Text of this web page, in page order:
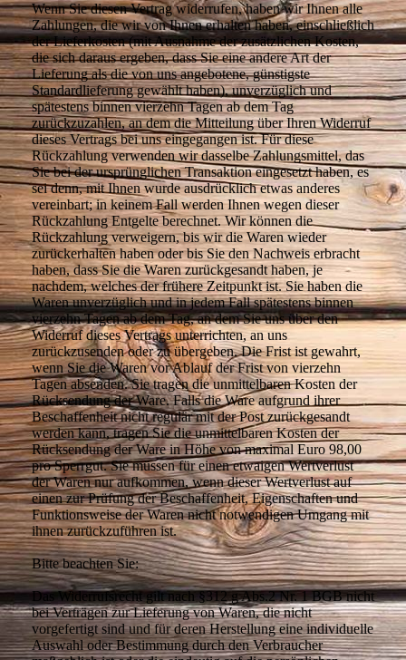
Wenn Sie diesen Vertrag widerrufen, haben wir Ihnen alle
Zahlungen, die wir von Ihnen erhalten haben, einschließlich
der Lieferkosten (mit Ausnahme der zusätzlichen Kosten,
die sich daraus ergeben, dass Sie eine andere Art der
Lieferung als die von uns angebotene, günstigste
Standardlieferung gewählt haben), unverzüglich und
spätestens binnen vierzehn Tagen ab dem Tag
zurückzuzahlen, an dem die Mitteilung über Ihren Widerruf
dieses Vertrags bei uns eingegangen ist. Für diese
Rückzahlung verwenden wir dasselbe Zahlungsmittel, das
Sie bei der ursprünglichen Transaktion eingesetzt haben, es
sei denn, mit Ihnen wurde ausdrücklich etwas anderes
vereinbart; in keinem Fall werden Ihnen wegen dieser
Rückzahlung Entgelte berechnet. Wir können die
Rückzahlung verweigern, bis wir die Waren wieder
zurückerhalten haben oder bis Sie den Nachweis erbracht
haben, dass Sie die Waren zurückgesandt haben, je
nachdem, welches der frühere Zeitpunkt ist. Sie haben die
Waren unverzüglich und in jedem Fall spätestens binnen
vierzehn Tagen ab dem Tag, an dem Sie uns über den
Widerruf dieses Vertrags unterrichten, an uns
zurückzusenden oder zu übergeben. Die Frist ist gewahrt,
wenn Sie die Waren vor Ablauf der Frist von vierzehn
Tagen absenden. Sie tragen die unmittelbaren Kosten der
Rücksendung der Ware. Falls die Ware aufgrund ihrer
Beschaffenheit nicht regulär mit der Post zurückgesandt
werden kann, tragen Sie die unmittelbaren Kosten der
Rücksendung der Ware in Höhe von maximal Euro 98,00
pro Sperrgut. Sie müssen für einen etwaigen Wertverlust
der Waren nur aufkommen, wenn dieser Wertverlust auf
einen zur Prüfung der Beschaffenheit, Eigenschaften und
Funktionsweise der Waren nicht notwendigen Umgang mit
ihnen zurückzuführen ist.
Bitte beachten Sie:
Das Widerrufsrecht gilt nach §312 g Abs.2 Nr. 1 BGB nicht
bei Verträgen zur Lieferung von Waren, die nicht
vorgefertigt sind und für deren Herstellung eine individuelle
Auswahl oder Bestimmung durch den Verbraucher